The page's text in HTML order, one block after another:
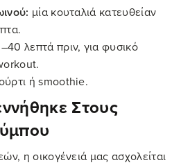
μία κουταλιά κατευθείαν
λεπτά πριν, για φυσικό
ή smoothie.
Στους
η οικογένειά μας ασχολείται